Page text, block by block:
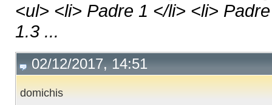
<ul> <li> Padre 1 </li> <li>
1.3 ...
02/12/2017, 14:51
domichis